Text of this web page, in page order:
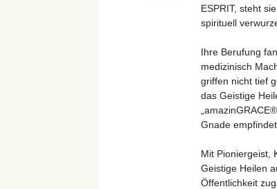
ESPRIT, steht
spirituell
Ihre Berufung
medizinisch
griffen nicht tief
das Geistige
Gnade empfindet.
Mit Pioniergeist,
Geistige Heilen
Öffentlichkeit